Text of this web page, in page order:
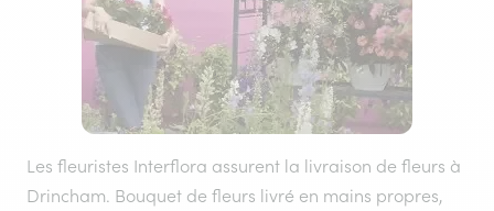
Les fleuristes Interflora assurent la livraison de fleurs à
Drincham. Bouquet de fleurs livré en mains propres,